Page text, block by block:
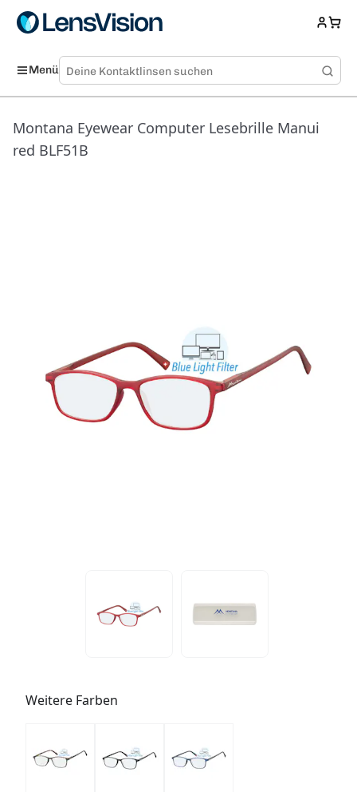
Menü
Montana Eyewear Computer Lesebrille Manui
red BLF51B
Weitere Farben